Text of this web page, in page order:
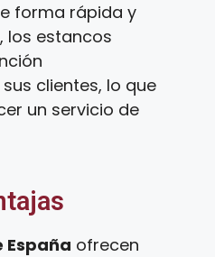
forma rápida y
los estancos
clientes, lo que
un servicio de
España ofrecen